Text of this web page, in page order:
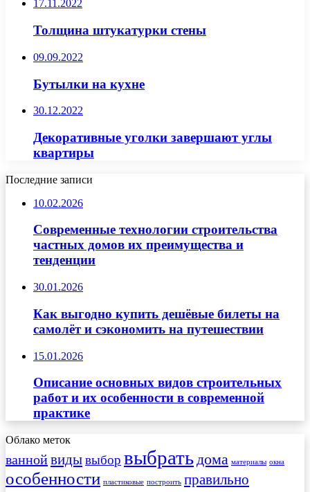
17.11.2022
Толщина штукатурки стены
09.09.2022
Бутылки на кухне
30.12.2022
Декоративные уголки завершают углы
квартиры
Последние записи
10.02.2026
Современные технологии строительства
частных домов их преимущества и
тенденции
30.01.2026
Как выгодно купить дешёвые билеты на
самолёт и сэкономить на путешествии
15.01.2026
Описание основных видов строительных
работ и их особенности в современной
практике
Облако меток
ваннойвидывыбор выбратьдома материалы окна
особенности пластиковые построить правильно